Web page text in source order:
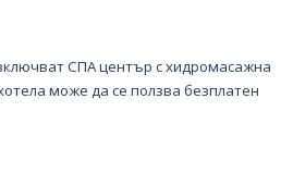
СПА център с хидромасажна
може да се ползва безплатен